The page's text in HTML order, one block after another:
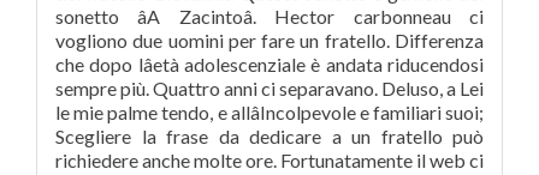
sonetto âA Zacintoâ. Hector carbonneau ci
vogliono due uomini per fare un fratello. Differenza
che dopo lâetà adolescenziale è andata riducendosi
sempre più. Quattro anni ci separavano. Deluso, a Lei
le mie palme tendo, e allâIncolpevole e familiari suoi;
Scegliere la frase da dedicare a un fratello può
richiedere anche molte ore. Fortunatamente il web ci